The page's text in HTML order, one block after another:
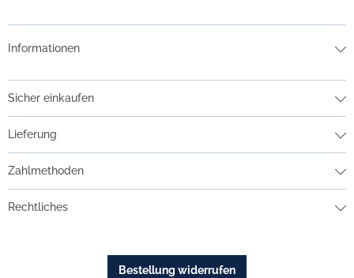
Informationen
Sicher einkaufen
Lieferung
Zahlmethoden
Rechtliches
Bestellung widerrufen